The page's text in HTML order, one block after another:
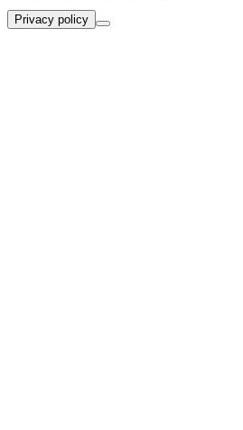
Privacy policy